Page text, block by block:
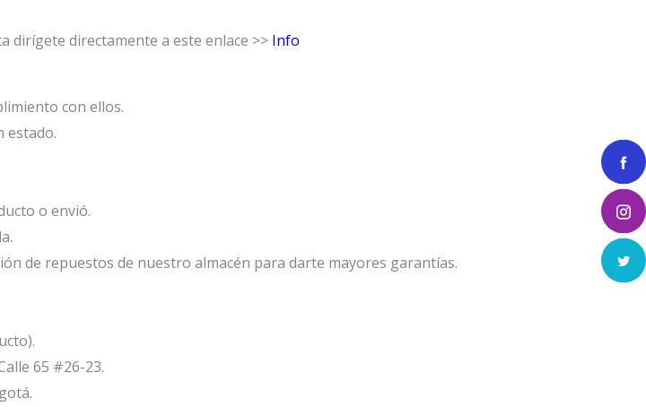
dirígete directamente a este enlace >> Info
con ellos.
estado.
o envió.
de repuestos de nuestro almacén para darte mayores garantías.
65 #26-23.